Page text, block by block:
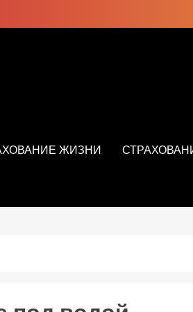
ЖИЗНИ